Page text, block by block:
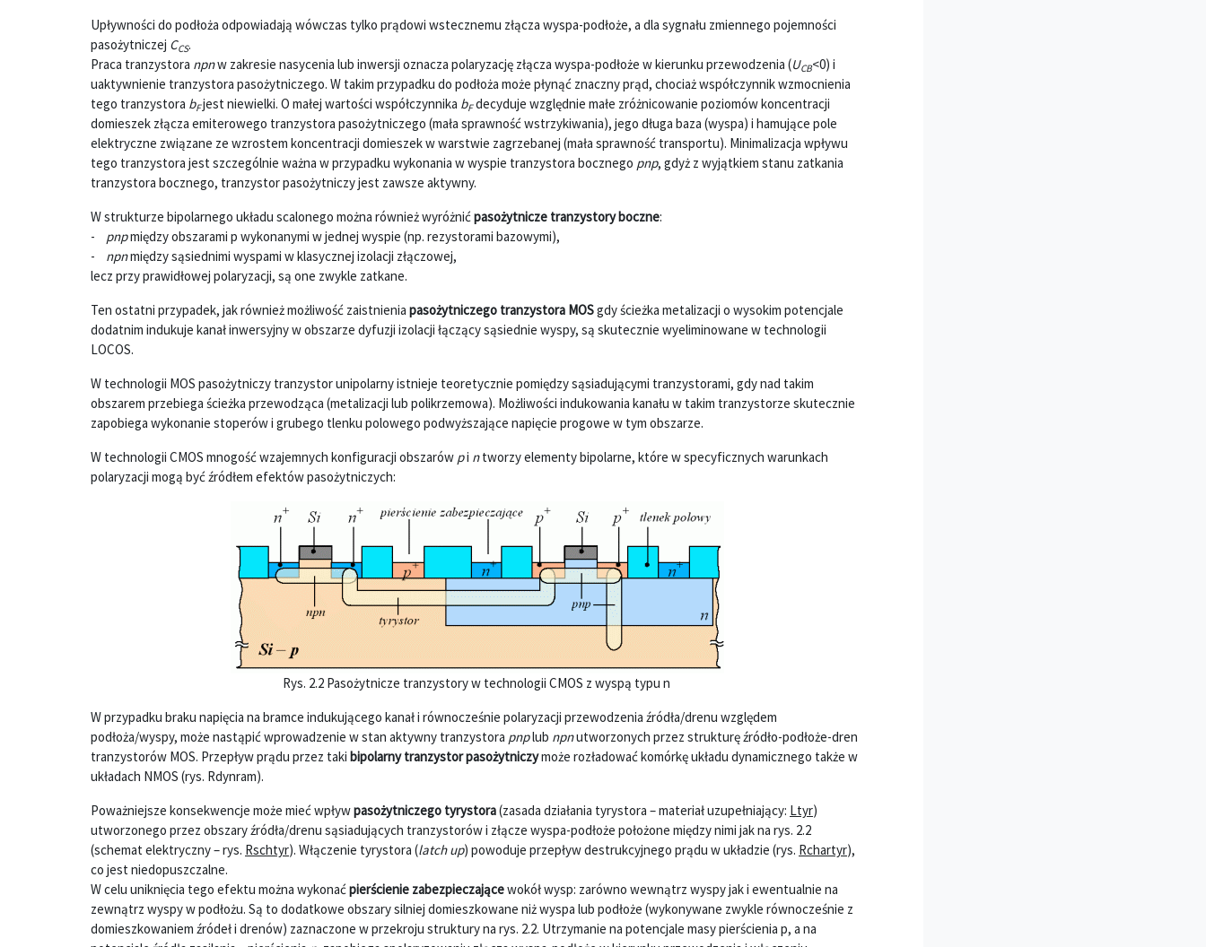
Upływności do podłoża odpowiadają wówczas tylko prądowi wstecznemu złącza wyspa-podłoże, a dla sygnału zmiennego pojemności
pasożytniczej CCS.
Praca tranzystora npnw zakresie nasycenia lub inwersji oznacza polaryzację złącza wyspa-podłoże w kierunku przewodzenia (UCB<0) i
uaktywnienie tranzystora pasożytniczego. W takim przypadku do podłoża może płynąć znaczny prąd, chociaż współczynnik wzmocnienia
tego tranzystora bFjest niewielki. O małej wartości współczynnika bFdecyduje względnie małe zróżnicowanie poziomów koncentracji
domieszek złącza emiterowego tranzystora pasożytniczego (mała sprawność wstrzykiwania), jego długa baza (wyspa) i hamujące pole
elektryczne związane ze wzrostem koncentracji domieszek w warstwie zagrzebanej (mała sprawność transportu). Minimalizacja wpływu
tego tranzystora jest szczególnie ważna w przypadku wykonania w wyspie tranzystora bocznego pnp, gdyż z wyjątkiem stanu zatkania
tranzystora bocznego, tranzystor pasożytniczy jest zawsze aktywny.
W strukturze bipolarnego układu scalonego można również wyróżnićpasożytnicze tranzystory boczne:
- pnpmiędzy obszarami p wykonanymi w jednej wyspie (np. rezystorami bazowymi),
- npnmiędzy sąsiednimi wyspami w klasycznej izolacji złączowej,
lecz przy prawidłowej polaryzacji, są one zwykle zatkane.
Ten ostatni przypadek, jak również możliwość zaistnienia pasożytniczego tranzystora MOSgdy ścieżka metalizacji o wysokim potencjale
dodatnim indukuje kanał inwersyjny w obszarze dyfuzji izolacji łączący sąsiednie wyspy, są skutecznie wyeliminowane w technologii
LOCOS.
W technologii MOS pasożytniczy tranzystor unipolarny istnieje teoretycznie pomiędzy sąsiadującymi tranzystorami, gdy nad takim
obszarem przebiega ścieżka przewodząca (metalizacji lub polikrzemowa). Możliwości indukowania kanału w takim tranzystorze skutecznie
zapobiega wykonanie stoperów i grubego tlenku polowego podwyższające napięcie progowe w tym obszarze.
W technologii CMOS mnogość wzajemnych konfiguracji obszarów pi ntworzy elementy bipolarne, które w specyficznych warunkach
polaryzacji mogą być źródłem efektów pasożytniczych:
Rys. 2.2 Pasożytnicze tranzystory w technologii CMOS z wyspą typu n
W przypadku braku napięcia na bramce indukującego kanał i równocześnie polaryzacji przewodzenia źródła/drenu względem
podłoża/wyspy, może nastąpić wprowadzenie w stan aktywny tranzystora pnplub npnutworzonych przez strukturę źródło-podłoże-dren
tranzystorów MOS. Przepływ prądu przez taki bipolarny tranzystor pasożytniczymoże rozładować komórkę układu dynamicznego także w
układach NMOS (rys. Rdynram).
Poważniejsze konsekwencje może mieć wpływpasożytniczego tyrystora(zasada działania tyrystora – materiał uzupełniający: Ltyr)
utworzonego przez obszary źródła/drenu sąsiadujących tranzystorów i złącze wyspa-podłoże położone między nimi jak na rys. 2.2
(schemat elektryczny – rys. Rschtyr). Włączenie tyrystora (latch up) powoduje przepływ destrukcyjnego prądu w układzie (rys. Rchartyr),
co jest niedopuszczalne.
W celu uniknięcia tego efektu można wykonaćpierścienie zabezpieczającewokół wysp: zarówno wewnątrz wyspy jak i ewentualnie na
zewnątrz wyspy w podłożu. Są to dodatkowe obszary silniej domieszkowane niż wyspa lub podłoże (wykonywane zwykle równocześnie z
domieszkowaniem źródeł i drenów) zaznaczone w przekroju struktury na rys. 2.2. Utrzymanie na potencjale masy pierścienia p, a na